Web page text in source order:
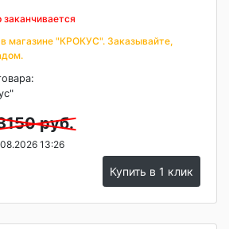
заканчивается
магазине "КРОКУС". Заказывайте,
руб.
13:26
Купить в 1 клик